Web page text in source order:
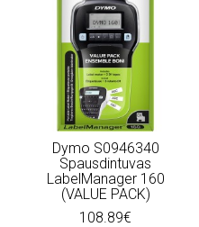
Dymo S0946340
Spausdintuvas
LabelManager 160
(VALUE PACK)
108.89€